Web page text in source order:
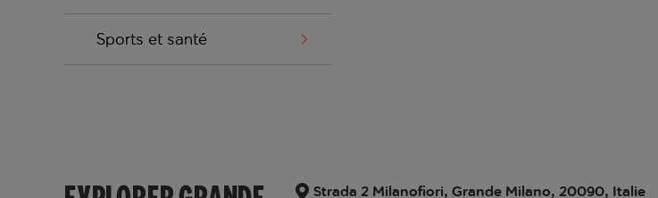
Sports et santé
Strada 2 Milanofiori, Grande Milano, 20090, Italie